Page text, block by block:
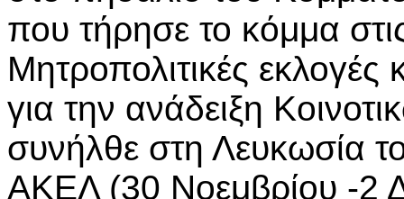
που τήρησε το κόμμα
Μητροπολιτικές εκλογές
για την ανάδειξη
συνήλθε στη Λευκωσία
ΑΚΕΛ (30 Νοεμβρίου -2